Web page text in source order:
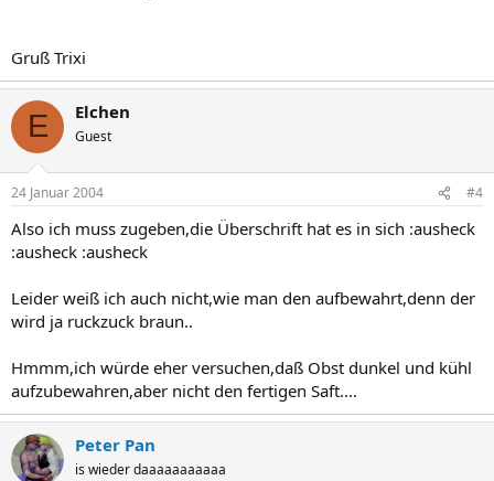
Gruß Trixi
E Elchen
Guest
24 Januar 2004 #4
Also ich muss zugeben,die Überschrift hat es in sich :ausheck
:ausheck :ausheck
Leider weiß ich auch nicht,wie man den aufbewahrt,denn der
wird ja ruckzuck braun..
Hmmm,ich würde eher versuchen,daß Obst dunkel und kühl
aufzubewahren,aber nicht den fertigen Saft....
Peter Pan
is wieder daaaaaaaaaaa